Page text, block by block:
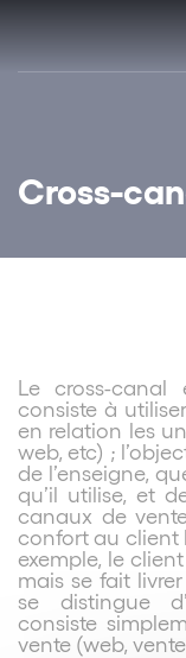
Cross-
Le cross-
consiste à
en relation les
web, etc) ;
de l’enseigne,
qu’il utilise, et
canaux de
confort au client
exemple, le
mais se fait
se distingue
consiste
vente (web,